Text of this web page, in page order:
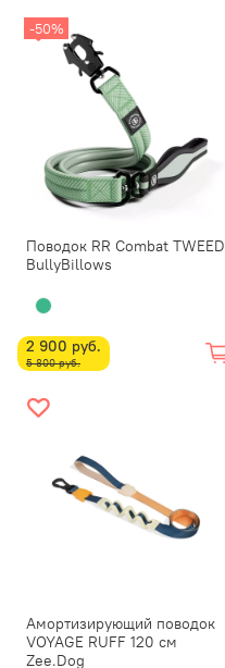
-50%
Поводок RR Combat TWEED
BullyBillows
2 900 руб.
5 800 руб.
Амортизирующий поводок
VOYAGE RUFF 120 см
Zee.Dog